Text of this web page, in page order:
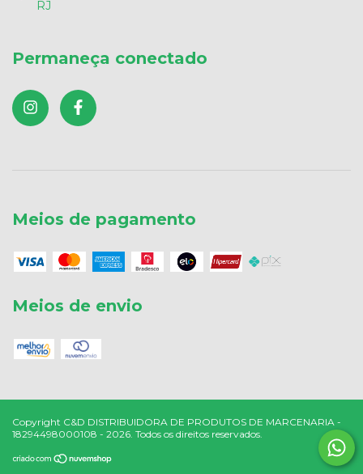
RJ
Permaneça conectado
Meios de pagamento
Meios de envio
Copyright C&D DISTRIBUIDORA DE PRODUTOS DE MARCENARIA -
18294498000108 - 2026. Todos os direitos reservados.